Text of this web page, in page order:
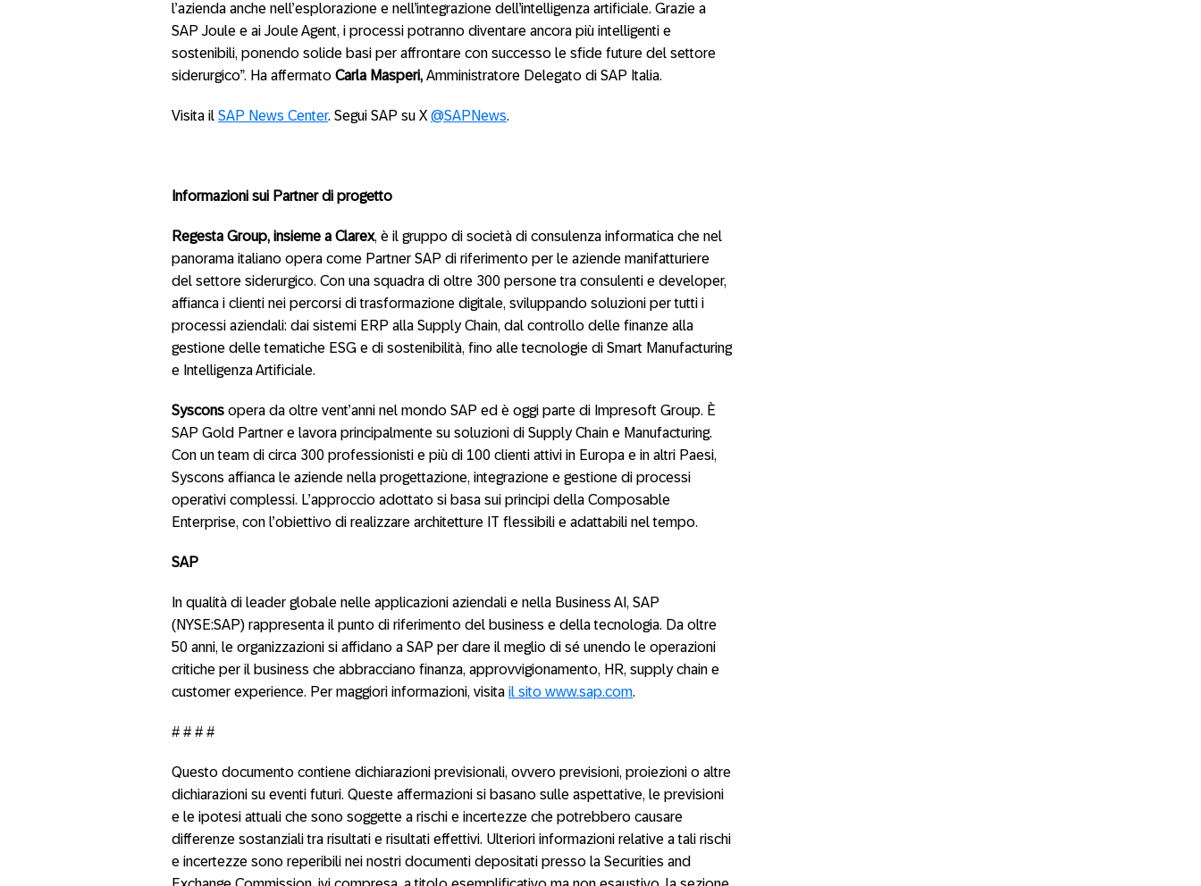
l’azienda anche nell’esplorazione e nell’integrazione dell’intelligenza artificiale. Grazie a
SAP Joule e ai Joule Agent, i processi potranno diventare ancora più intelligenti e
sostenibili, ponendo solide basi per affrontare con successo le sfide future del settore
siderurgico”. Ha affermato Carla Masperi, Amministratore Delegato di SAP Italia.
Visita il SAP News Center. Segui SAP su X @SAPNews.
Informazioni sui Partner di progetto
Regesta Group, insieme a Clarex, è il gruppo di società di consulenza informatica che nel
panorama italiano opera come Partner SAP di riferimento per le aziende manifatturiere
del settore siderurgico. Con una squadra di oltre 300 persone tra consulenti e developer,
affianca i clienti nei percorsi di trasformazione digitale, sviluppando soluzioni per tutti i
processi aziendali: dai sistemi ERP alla Supply Chain, dal controllo delle finanze alla
gestione delle tematiche ESG e di sostenibilità, fino alle tecnologie di Smart Manufacturing
e Intelligenza Artificiale.
Syscons opera da oltre vent’anni nel mondo SAP ed è oggi parte di Impresoft Group. È
SAP Gold Partner e lavora principalmente su soluzioni di Supply Chain e Manufacturing.
Con un team di circa 300 professionisti e più di 100 clienti attivi in Europa e in altri Paesi,
Syscons affianca le aziende nella progettazione, integrazione e gestione di processi
operativi complessi. L’approccio adottato si basa sui principi della Composable
Enterprise, con l’obiettivo di realizzare architetture IT flessibili e adattabili nel tempo.
SAP
In qualità di leader globale nelle applicazioni aziendali e nella Business AI, SAP
(NYSE:SAP) rappresenta il punto di riferimento del business e della tecnologia. Da oltre
50 anni, le organizzazioni si affidano a SAP per dare il meglio di sé unendo le operazioni
critiche per il business che abbracciano finanza, approvvigionamento, HR, supply chain e
customer experience. Per maggiori informazioni, visita il sito www.sap.com.
# # # #
Questo documento contiene dichiarazioni previsionali, ovvero previsioni, proiezioni o altre
dichiarazioni su eventi futuri. Queste affermazioni si basano sulle aspettative, le previsioni
e le ipotesi attuali che sono soggette a rischi e incertezze che potrebbero causare
differenze sostanziali tra risultati e risultati effettivi. Ulteriori informazioni relative a tali rischi
e incertezze sono reperibili nei nostri documenti depositati presso la Securities and